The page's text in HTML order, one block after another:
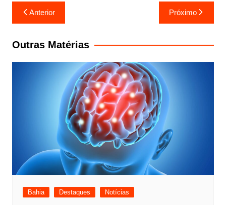
Navegação
de
Post
Anterior Próximo
Outras Matérias
Bahia Destaques Notícias